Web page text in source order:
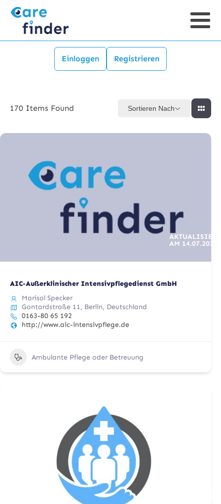
Einloggen Registrieren
170 Items Found Sortieren Nach
AKTUALISIERT
AM 14.07.2025
AIC-Außerklinischer Intensivpflegedienst GmbH
Marisol Specker
Gontardstraße 11, Berlin, Deutschland
0163-80 65 192
http://www.aic-intensivpflege.de
Ambulante Pflege oder Betreuung